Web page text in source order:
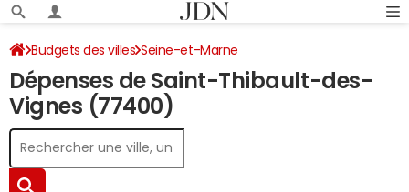
Budgets des villes Seine-et-Marne
Saint-Thibault-des-Vignes Dépenses 2024
Dépenses de Saint-Thibault-des-
Vignes (77400)